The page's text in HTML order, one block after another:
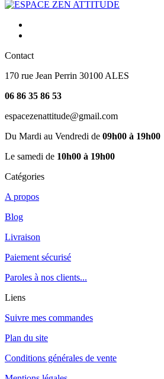
Contact
170 rue Jean Perrin 30100 ALES
06 86 35 86 53
espacezenattitude@gmail.com
Du Mardi au Vendredi de 09h00 à 19h00
Le samedi de 10h00 à 19h00
Catégories
A propos
Blog
Livraison
Paiement sécurisé
Paroles à nos clients...
Liens
Suivre mes commandes
Plan du site
Conditions générales de vente